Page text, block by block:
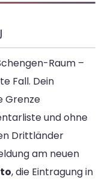
Raum –
Fall. Dein
Grenze
und ohne
Drittländer
am neuen
, die Eintragung in